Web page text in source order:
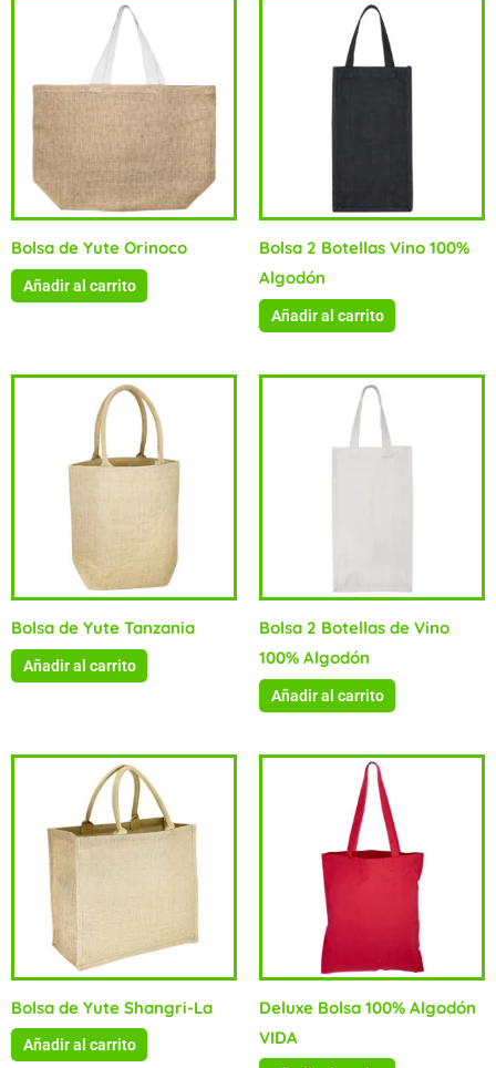
Bolsa de Yute Orinoco
Añadir al carrito
Bolsa 2 Botellas Vino 100%
Algodón
Añadir al carrito
Bolsa de Yute Tanzania
Añadir al carrito
Bolsa 2 Botellas de Vino
100% Algodón
Añadir al carrito
Bolsa de Yute Shangri-La
Añadir al carrito
Deluxe Bolsa 100% Algodón
VIDA